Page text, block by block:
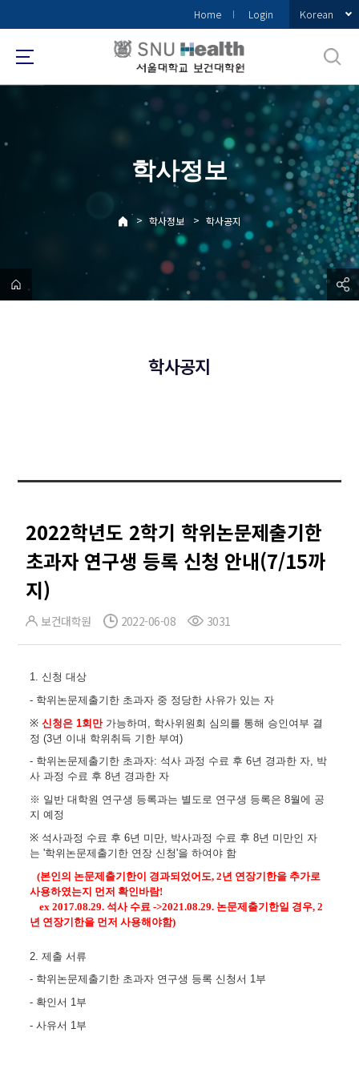
로
메
Home Login Korean
학사정보
> 학사정보 > 학사공지
학사공지
2022학년도 2학기 학위논문제출기한
초과자 연구생 등록 신청 안내(7/15까
지)
보건대학원 2022-06-08 3031
1. 신청 대상
- 학위논문제출기한 초과자 중 정당한 사유가 있는 자
※신청은1회만 가능하며
학사위원회 심의를 통해 승인여부 결
정 (3년 이내 학위취득 기한 부여)
- 학위논문제출기한 초과자: 석사 과정 수료 후6년 경과한 자, 박
사 과정 수료 후8년 경과한 자
※ 일반 대학원 연구생 등록과는 별도로 연구생 등록은 8월에 공
지 예정
※ 석사과정 수 료 후6년 미만 박사과정 수료 후8년 미만인 자
는'학위논문제출기한 연장 신청'을 하여야 함
(본인의 논문제출기한이 경과되었어도, 2년 연장기한을 추가로
사용하였는지 먼저확인바람!
ex 2017.08.29.석사 수료->2021.08.29. 논문제출기한일 경우, 2
년 연장기한을 먼저 사용해야함)
2.제출 서류
- 학위논문제출기한 초과자 연구생 등록 신청서 1부
- 확인서 1부
-사유서 1 부